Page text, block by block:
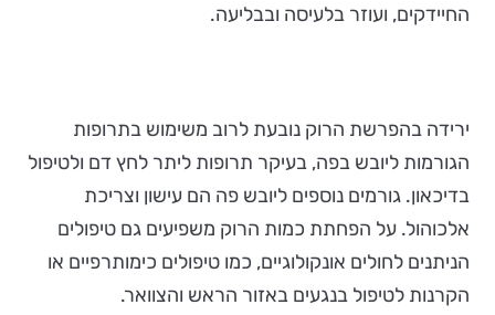
החיידקים, ועוזר בלעיסה ובבליעה.
ירידה בהפרשת הרוק נובעת לרוב משימוש בתרופות
הגורמות ליובש בפה, בעיקר תרופות ליתר לחץ דם ולטיפול
בדיכאון. גורמים נוספים ליובש פה הם עישון וצריכת
אלכוהול. על הפחתת כמות הרוק משפיעים גם טיפולים
הניתנים לחולים אונקולוגיים, כמו טיפולים כימותרפיים או
הקרנות לטיפול בנגעים באזור הראש והצוואר.